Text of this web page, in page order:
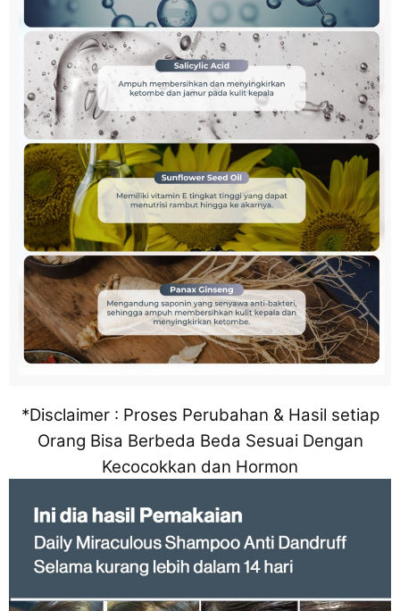
*Disclaimer : Proses Perubahan & Hasil setiap
Orang Bisa Berbeda Beda Sesuai Dengan
Kecocokkan dan Hormon